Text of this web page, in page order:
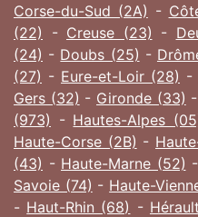
Corse-du-Sud (2A) -
(22) - Creuse (23) -
(24) - Doubs (25) -
(27) - Eure-et-Loir (28) -
Gers (32) - Gironde (33) -
(973) - Hautes-Alpes
Haute-Corse (2B) -
(43) - Haute-Marne (52) -
Savoie (74) - Haute-
- Haut-Rhin (68) -